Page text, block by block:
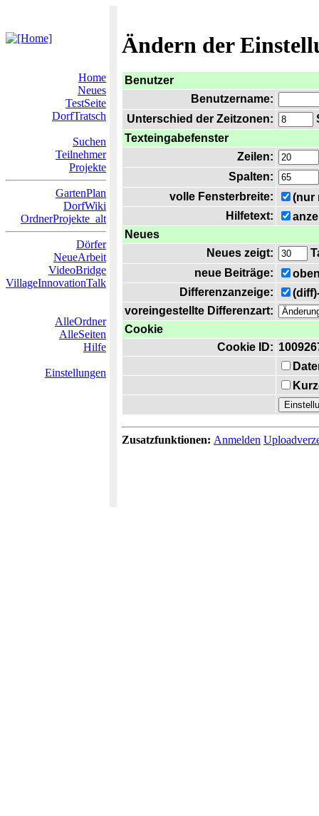
Ändern der
Home
Neues
TestSeite
DorfTratsch
Suchen
Teilnehmer
Projekte
GartenPlan
DorfWiki
OrdnerProjekte_alt
Dörfer
NeueArbeit
VideoBridge
VillageInnovationTalk
AlleOrdner
AlleSeiten
Hilfe
Einstellungen
Benutzer
Benutzername:
Unterschied der Zeitzonen:
Texteingabefenster
Zeilen:
Spalten:
volle Fensterbreite:
(nur
Hilfetext:
Neues
Neues zeigt:
neue Beiträge:
Differenzanzeige:
voreingestellte Differenzart:
Cookie
Cookie ID:
Zusatzfunktionen: Anmelden